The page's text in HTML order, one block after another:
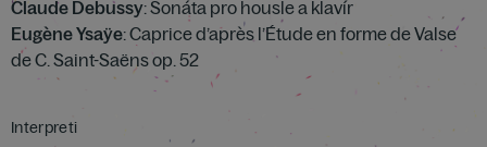
Claude Debussy: Sonáta pro housle a klavír
Eugène Ysaÿe: Caprice d’après l’Étude en forme de Valse
de C. Saint-Saëns op. 52
Interpreti